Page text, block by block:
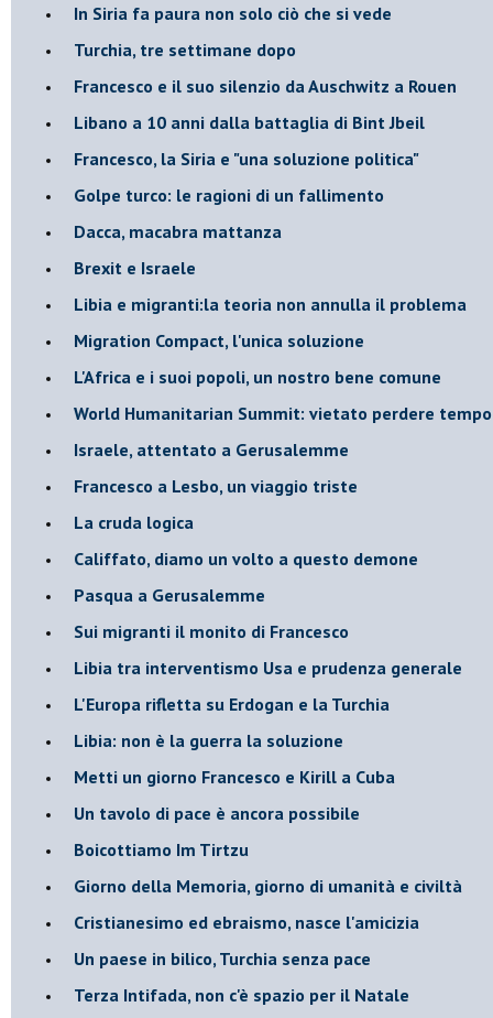
In Siria fa paura non solo ciò che si vede
Turchia, tre settimane dopo
Francesco e il suo silenzio da Auschwitz a Rouen
Libano a 10 anni dalla battaglia di Bint Jbeil
Francesco, la Siria e "una soluzione politica"
Golpe turco: le ragioni di un fallimento
Dacca, macabra mattanza
Brexit e Israele
Libia e migranti:la teoria non annulla il problema
Migration Compact, l'unica soluzione
L'Africa e i suoi popoli, un nostro bene comune
World Humanitarian Summit: vietato perdere tempo
Israele, attentato a Gerusalemme
Francesco a Lesbo, un viaggio triste
La cruda logica
Califfato, diamo un volto a questo demone
Pasqua a Gerusalemme
Sui migranti il monito di Francesco
Libia tra interventismo Usa e prudenza generale
L'Europa rifletta su Erdogan e la Turchia
Libia: non è la guerra la soluzione
Metti un giorno Francesco e Kirill a Cuba
Un tavolo di pace è ancora possibile
Boicottiamo Im Tirtzu
Giorno della Memoria, giorno di umanità e civiltà
Cristianesimo ed ebraismo, nasce l'amicizia
Un paese in bilico, Turchia senza pace
Terza Intifada, non c'è spazio per il Natale